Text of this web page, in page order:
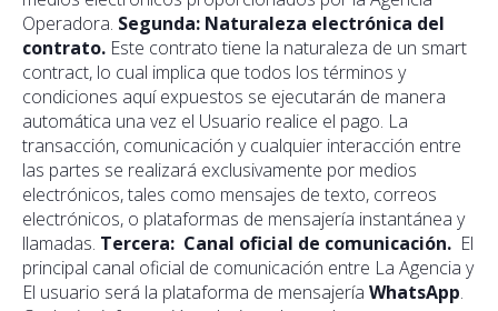
Operadora. Segunda: Naturaleza electrónica del
contrato. Este contrato tiene la naturaleza de un smart
contract, lo cual implica que todos los términos y
condiciones aquí expuestos se ejecutarán de manera
automática una vez el Usuario realice el pago. La
transacción, comunicación y cualquier interacción entre
las partes se realizará exclusivamente por medios
electrónicos, tales como mensajes de texto, correos
electrónicos, o plataformas de mensajería instantánea y
llamadas. Tercera: Canal oficial de comunicación. El
principal canal oficial de comunicación entre La Agencia y
El usuario será la plataforma de mensajería WhatsApp.